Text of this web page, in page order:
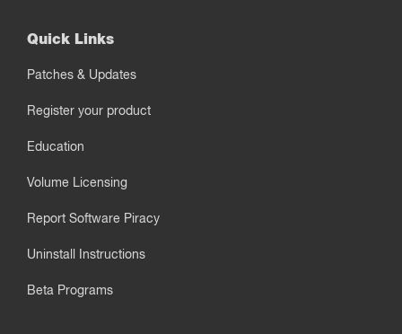
Quick Links
Patches & Updates
Register your product
Education
Volume Licensing
Report Software Piracy
Uninstall Instructions
Beta Programs